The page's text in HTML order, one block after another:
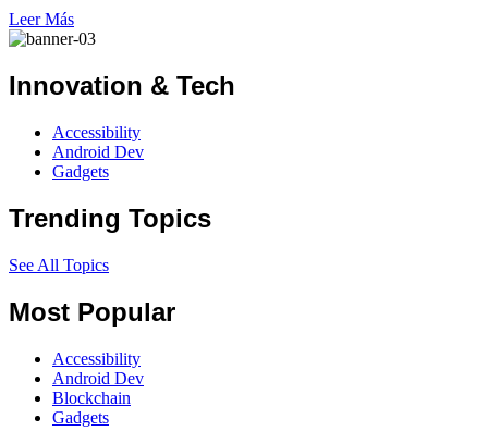
Leer Más
Innovation & Tech
Accessibility
Android Dev
Gadgets
Trending Topics
See All Topics
Most Popular
Accessibility
Android Dev
Blockchain
Gadgets